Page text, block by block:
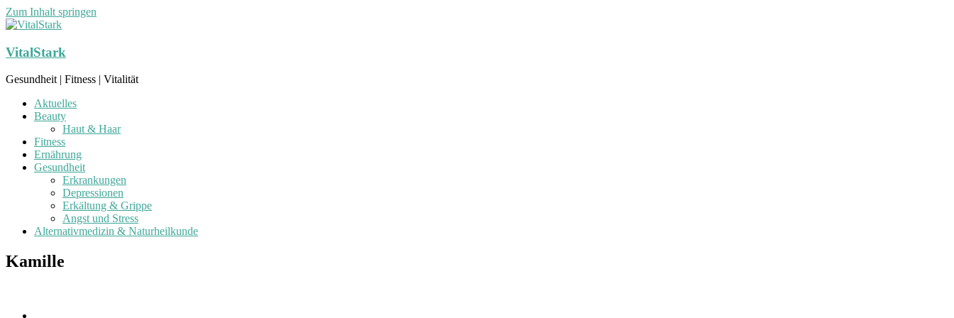
Zum Inhalt springen
VitalStark
Gesundheit | Fitness | Vitalität
Aktuelles
Beauty
Haut & Haar
Fitness
Ernährung
Gesundheit
Erkrankungen
Depressionen
Erkältung & Grippe
Angst und Stress
Alternativmedizin & Naturheilkunde
Kamille